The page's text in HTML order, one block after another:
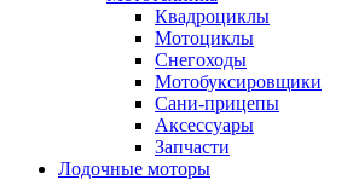
Квадроциклы
Мотоциклы
Снегоходы
Мотобуксировщики
Сани-прицепы
Аксессуары
Запчасти
Лодочные моторы